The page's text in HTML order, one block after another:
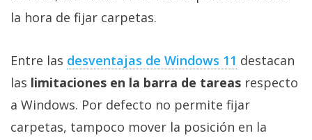
temas
Foros
Contacto
la hora de fijar carpetas.
Entre las desventajas de Windows 11 destacan
las limitaciones en la barra de tareas respecto
a Windows. Por defecto no permite fijar
carpetas, tampoco mover la posición en la